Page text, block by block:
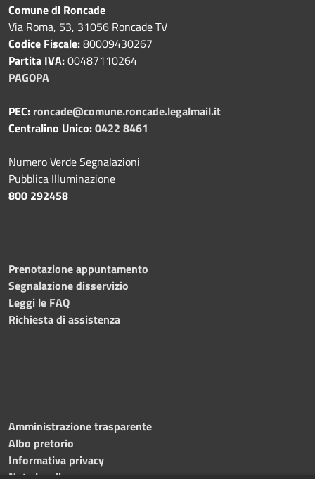
Comune di Roncade
Via Roma, 53, 31056 Roncade TV
Codice Fiscale:80009430267
Partita IVA:00487110264
PAGOPA
PEC: roncade@comune.roncade.legalmail.it
Centralino Unico:0422 8461
Numero Verde Segnalazioni
Pubblica Illuminazione
800 292458
Prenotazione appuntamento
Segnalazione disservizio
Leggi le FAQ
Richiesta di assistenza
Amministrazione trasparente
Albo pretorio
Informativa privacy